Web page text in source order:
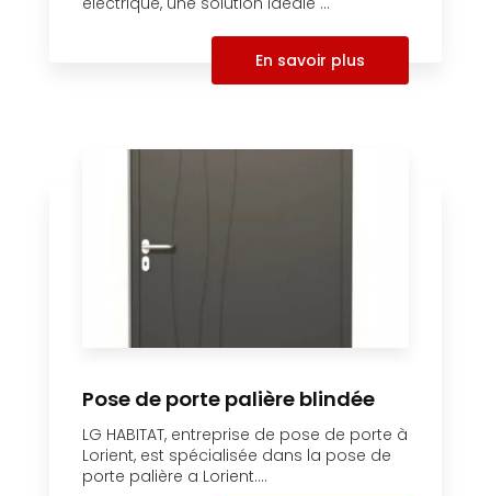
En savoir plus
Pose de porte palière blindée
LG HABITAT, entreprise de pose de porte à
Lorient, est spécialisée dans la pose de
porte palière a Lorient....